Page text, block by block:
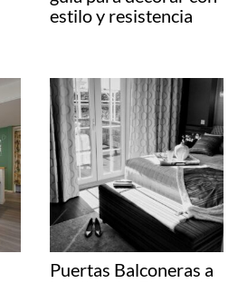
estilo y resistencia
Puertas Balconeras a